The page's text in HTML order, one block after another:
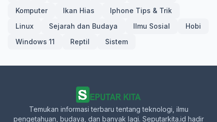
Komputer
Ikan Hias
Iphone Tips & Trik
Linux
Sejarah dan Budaya Ilmu Sosial
Hobi
Windows 11
Reptil Sistem
Temukan informasi terbaru tentang teknologi, ilmu
pengetahuan, budaya, dan banyak lagi. Seputarkita.id hadir